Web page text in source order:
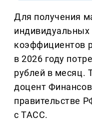
Для получения
коэффициентов
в 2026 году
рублей в месяц.
доцент
правительстве
с ТАСС.